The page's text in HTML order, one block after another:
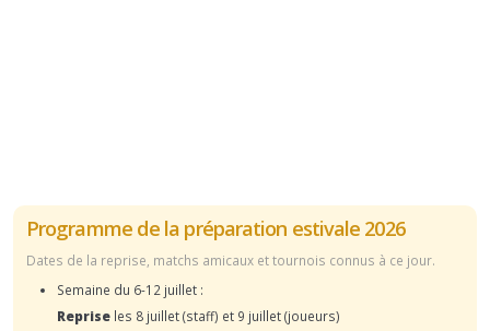
Programme de la préparation estivale 2026
Dates de la reprise, matchs amicaux et tournois connus à ce jour.
Semaine du 6-12 juillet :
Reprise les 8 juillet (staff) et 9 juillet (joueurs)